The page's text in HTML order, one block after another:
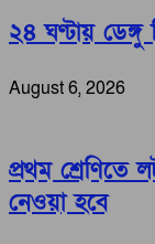
২৪ ঘণ্টায় ডেঙ্গু
August 6, 2026
প্রথম শ্রেণিতে
নেওয়া হবে